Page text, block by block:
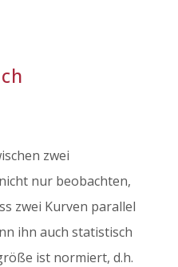
zwei
nur beobachten,
zwei Kurven parallel
ihn auch statistisch
ist normiert, d.h.